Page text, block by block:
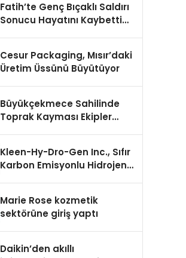
Fatih’te Genç Bıçaklı Saldırı
Sonucu Hayatını Kaybetti
Cesur Packaging, Mısır’daki
Üretim Üssünü Büyütüyor
Büyükçekmece Sahilinde
Toprak Kayması Ekipler
Kleen-Hy-Dro-Gen Inc., Sıfır
Karbon Emisyonlu Hidrojen
Aldı
Marie Rose kozmetik
sektörüne giriş yaptı
Daikin’den akıllı